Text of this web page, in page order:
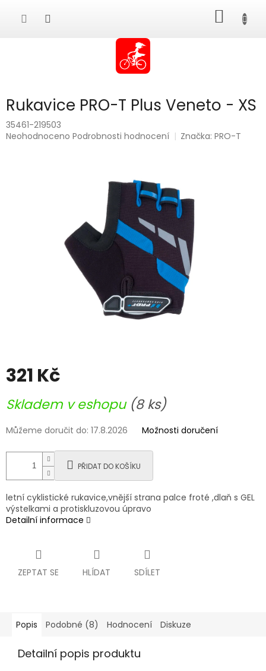
KOŠÍK
Rukavice PRO-T Plus Veneto - XS
35461-219503
Průměrné
Neohodnoceno Podrobnosti hodnocení Značka:PRO-T
321 Kč
cena:
Skladem v eshopu (8 ks)
Můžeme doručit do: 17.8.2026 Možnosti doručení
PŘIDAT DO KOŠÍKU
letní cyklistické rukavice,vnější strana palce froté ,dlaň s GEL
výstelkami a protiskluzovou úpravo
Detailní informace
ZEPTAT SE HLÍDAT SDÍLET
Popis Podobné (8) Hodnocení Diskuze
Detailní popis produktu